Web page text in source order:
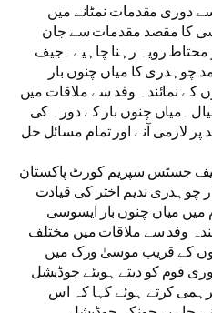
دوری مقدمات نمٹانے میں
کا مقصد مقدمات سے جان
محتاط رویہ رہنا چاہیے۔جیف
چوہدری کا میاں چنوں بار
نمائندہ وفد سے ملاقات میں
چنوں بار کے دورہ کی
لازمی آنے اور تمام مسائل حل
جسٹس سپریم کورٹ پاکستان
چوہدری ندیم اختر کی قیادت
میں میاں چنوں بار ایسوسی
وفد سے ملاقات میں مختلف
کے قریب موسیٰ ورک میں
قوم کو دیتے ہویئے جوڈیشل
کرتے ہوئے کہا کہ اس